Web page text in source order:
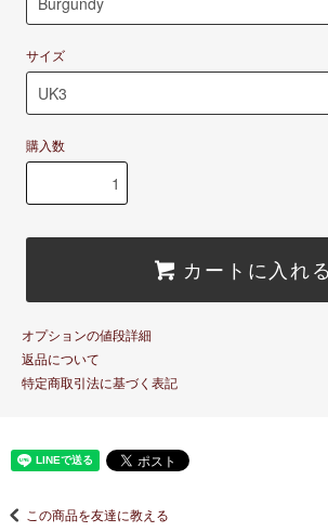
サイズ
購入数
カートに入れる
オプションの値段詳細
返品について
特定商取引法に基づく表記
この商品を友達に教える